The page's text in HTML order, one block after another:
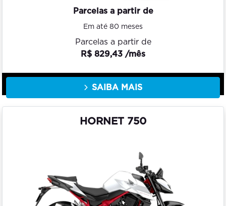
Parcelas a partir de
Em até 80 meses
Parcelas a partir de
R$ 829,43 /mês
SAIBA MAIS
HORNET 750